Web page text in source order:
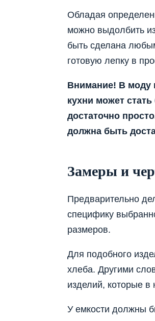
Обладая
можно выдолбить
быть сделана
готовую лепку в
Внимание! В моду
кухни может
достаточно
должна быть
Замеры и
Предварительно
специфику
размеров.
Для подобного
хлеба. Другими
изделий, которые в
У емкости должны